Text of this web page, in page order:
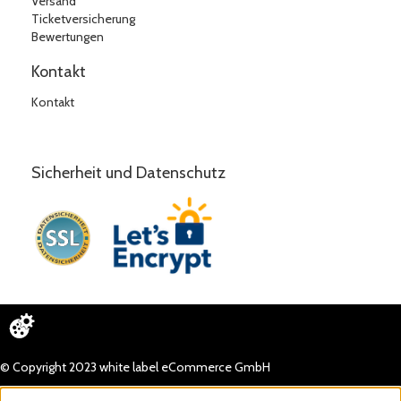
Ticketversicherung
Bewertungen
Kontakt
Kontakt
Sicherheit und Datenschutz
© Copyright 2023 white label eCommerce GmbH